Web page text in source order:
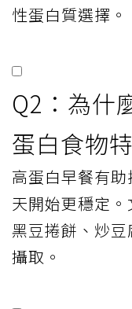
性蛋白質選擇。
Q2：為什
蛋白食物
高蛋白早餐有
天開始更穩定
黑豆捲餅、炒
攝取。